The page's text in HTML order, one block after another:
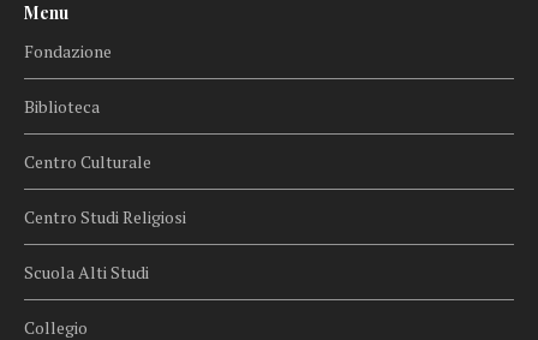
Menu
Fondazione
Biblioteca
Centro Culturale
Centro Studi Religiosi
Scuola Alti Studi
Collegio